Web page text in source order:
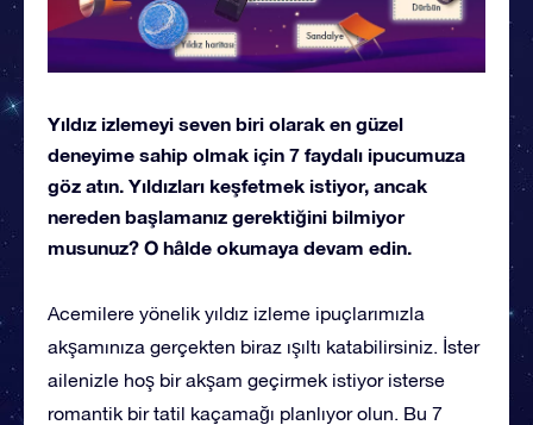
Yıldız izlemeyi seven biri olarak en güzel
deneyime sahip olmak için 7 faydalı ipucumuza
göz atın. Yıldızları keşfetmek istiyor, ancak
nereden başlamanız gerektiğini bilmiyor
musunuz? O hâlde okumaya devam edin.
Acemilere yönelik yıldız izleme ipuçlarımızla
akşamınıza gerçekten biraz ışıltı katabilirsiniz. İster
ailenizle hoş bir akşam geçirmek istiyor isterse
romantik bir tatil kaçamağı planlıyor olun. Bu 7